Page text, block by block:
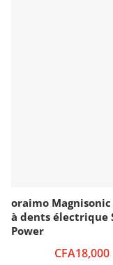
oraimo Magnisonic
à dents électrique
Power
CFA18,000